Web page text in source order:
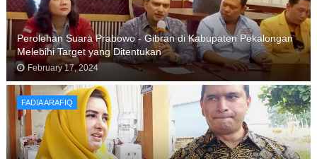
Perolehan Suara Prabowo - Gibran di Kabupaten Pekalongan
Melebihi Target yang Ditentukan
February 17, 2024
FADIA ARAFIQ